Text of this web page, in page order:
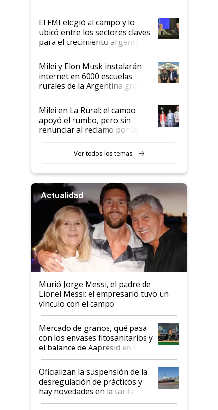
de Milei
El FMI elogió al campo y lo
ubicó entre los sectores claves
para el crecimiento argentino
Milei y Elon Musk instalarán
internet en 6000 escuelas
rurales de la Argentina gracias
a un acuerdo con Starlink
Milei en La Rural: el campo
apoyó el rumbo, pero sin
renunciar al reclamo por las
Ver todos los temas
Actualidad
Murió Jorge Messi, el padre de
Lionel Messi: el empresario tuvo un
vínculo con el campo
Mercado de granos, qué pasa
con los envases fitosanitarios y
el balance de Aapresid en La
Posta
Oficializan la suspensión de la
desregulación de prácticos y
hay novedades en la tarifa de
la hidrovía